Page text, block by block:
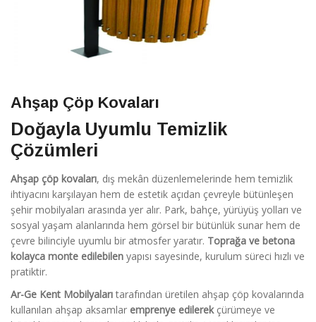
Ahşap Çöp Kovaları
Doğayla Uyumlu Temizlik
Çözümleri
Ahşap çöp kovaları, dış mekân düzenlemelerinde hem temizlik
ihtiyacını karşılayan hem de estetik açıdan çevreyle bütünleşen
şehir mobilyaları arasında yer alır. Park, bahçe, yürüyüş yolları ve
sosyal yaşam alanlarında hem görsel bir bütünlük sunar hem de
çevre bilinciyle uyumlu bir atmosfer yaratır. Toprağa ve betona
kolayca monte edilebilen yapısı sayesinde, kurulum süreci hızlı ve
pratiktir.
Ar-Ge Kent Mobilyaları tarafından üretilen ahşap çöp kovalarında
kullanılan ahşap aksamlar emprenye edilerekçürümeye ve